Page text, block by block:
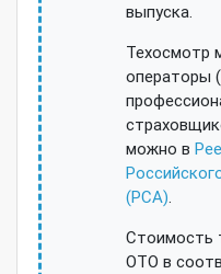
выпуска.
Техосмотр
операторы
можно в
(РСА).
Стоимость
ОТО в